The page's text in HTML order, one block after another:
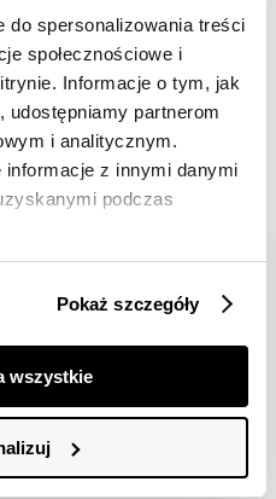
spersonalizowania treści
społecznościowe i
Informacje o tym, jak
partnerom
i analitycznym.
informacje z innymi danymi
podczas
Pokaż szczegóły
wszystkie
NA ZDJĘCIACH
bok@topsecret.pl
nas